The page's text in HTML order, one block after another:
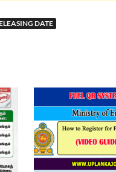
DATE